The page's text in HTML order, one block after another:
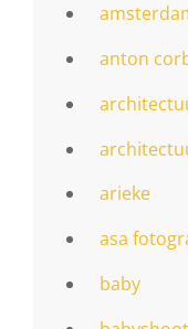
anton
arieke
asa
baby